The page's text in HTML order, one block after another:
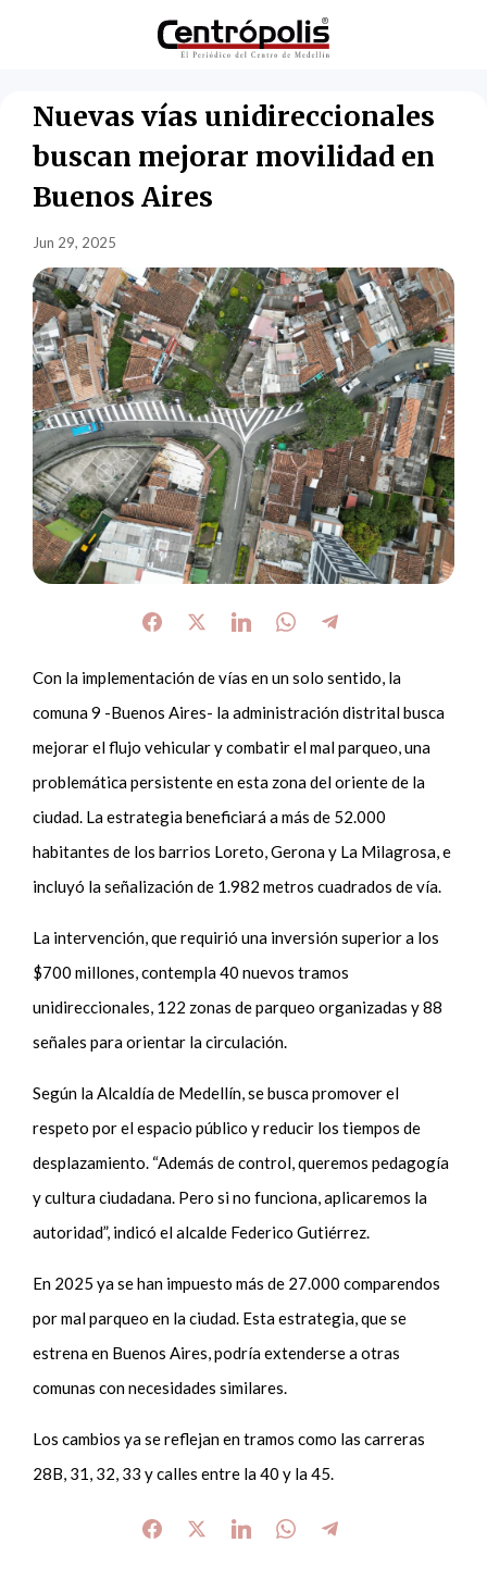
Nuevas vías unidireccionales
buscan mejorar movilidad en
Buenos Aires
Jun 29, 2025
Con la implementación de vías en un solo sentido, la
comuna 9 -Buenos Aires- la administración distrital busca
mejorar el flujo vehicular y combatir el mal parqueo, una
problemática persistente en esta zona del oriente de la
ciudad. La estrategia beneficiará a más de 52.000
habitantes de los barrios Loreto, Gerona y La Milagrosa, e
incluyó la señalización de 1.982 metros cuadrados de vía.
La intervención, que requirió una inversión superior a los
$700 millones, contempla 40 nuevos tramos
unidireccionales, 122 zonas de parqueo organizadas y 88
señales para orientar la circulación.
Según la Alcaldía de Medellín, se busca promover el
respeto por el espacio público y reducir los tiempos de
desplazamiento. “Además de control, queremos pedagogía
y cultura ciudadana. Pero si no funciona, aplicaremos la
autoridad”, indicó el alcalde Federico Gutiérrez.
En 2025 ya se han impuesto más de 27.000 comparendos
por mal parqueo en la ciudad. Esta estrategia, que se
estrena en Buenos Aires, podría extenderse a otras
comunas con necesidades similares.
Los cambios ya se reflejan en tramos como las carreras
28B, 31, 32, 33 y calles entre la 40 y la 45.